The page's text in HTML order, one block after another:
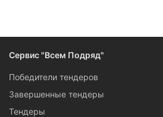
Сервис "Всем Подряд"
Победители тендеров
Завершенные тендеры
Тендеры